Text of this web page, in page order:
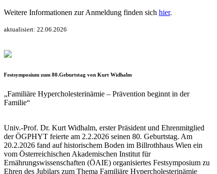
Weitere Informationen zur Anmeldung finden sich hier.
aktualisiert: 22.06.2026
Festsymposium zum 80.Geburtstag von Kurt Widhalm
„Familiäre Hypercholesterinämie – Prävention beginnt in der
Familie“
Univ.-Prof. Dr. Kurt Widhalm, erster Präsident und Ehrenmitglied
der ÖGPHYT feierte am 2.2.2026 seinen 80. Geburtstag. Am
20.2.2026 fand auf historischem Boden im Billrothhaus Wien ein
vom Österreichischen Akademischen Institut für
Ernährungswissenschaften (ÖAIE) organisiertes Festsymposium zu
Ehren des Jubilars zum Thema Familiäre Hypercholesterinämie